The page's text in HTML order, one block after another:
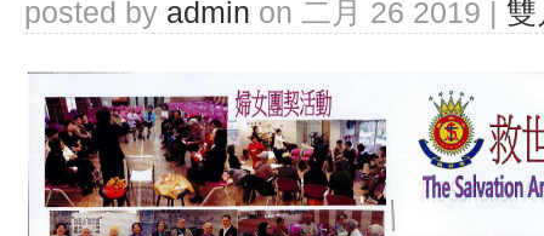
posted by admin on 二月 26 2019 | 雙